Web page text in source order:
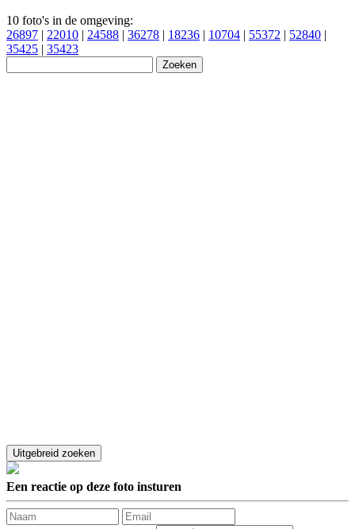
10 foto's in de omgeving:
26897 | 22010 | 24588 | 36278 | 18236 | 10704 | 55372 | 52840 |
35425 | 35423
Een reactie op deze foto insturen